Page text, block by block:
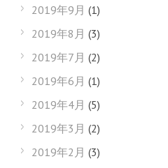
2019年9月 (1)
2019年8月 (3)
2019年7月 (2)
2019年6月 (1)
2019年4月 (5)
2019年3月 (2)
2019年2月 (3)